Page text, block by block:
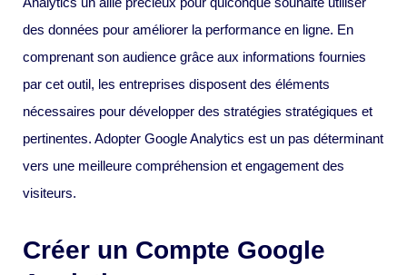
des données pour améliorer la performance en ligne. En
comprenant son audience grâce aux informations fournies
par cet outil, les entreprises disposent des éléments
nécessaires pour développer des stratégies stratégiques et
pertinentes. Adopter Google Analytics est un pas déterminant
vers une meilleure compréhension et engagement des
visiteurs.
Créer un Compte Google